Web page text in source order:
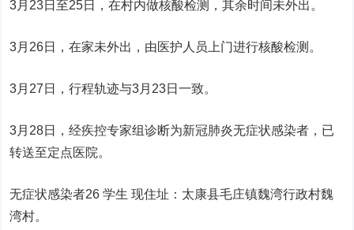
3月23日至25日，在村内做核酸检测，其余时间未外出。
3月26日，在家未外出，由医护人员上门进行核酸检测。
3月27日，行程轨迹与3月23日一致。
3月28日，经疾控专家组诊断为新冠肺炎无症状感染者，已
转送至定点医院。
无症状感染者26 学生 现住址：太康县毛庄镇魏湾行政村魏
湾村。